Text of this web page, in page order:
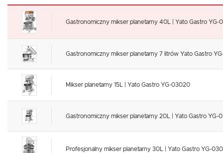
Gastronomiczny mikser planetarny 40L | Yato Gastro YG-
Gastronomiczny mikser planetarny 7 litrów Yato Gastro
Mikser planetarny 15L | Yato Gastro YG-03020
Gastronomiczny mikser planetarny 20L | Yato Gastro YG-
Profesjonalny mikser planetarny 30L | Yato Gastro YG-